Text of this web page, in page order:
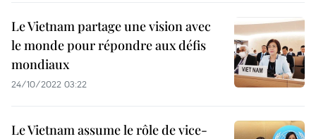
Le Vietnam partage une vision avec
le monde pour répondre aux défis
mondiaux
24/10/2022 03:22
Le Vietnam assume le rôle de vice-